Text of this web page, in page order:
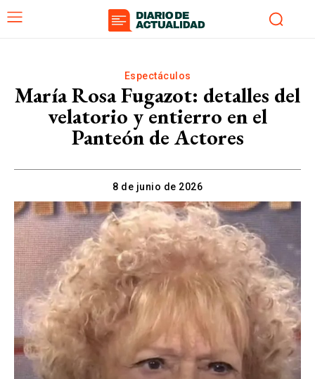
Espectáculos
María Rosa Fugazot: detalles del
velatorio y entierro en el
Panteón de Actores
8 de junio de 2026